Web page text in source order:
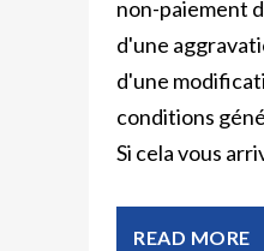
non-paiement
d'une
d'une
conditions
Si cela vous
READ MORE